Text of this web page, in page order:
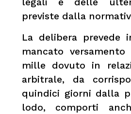
previste dalla
La delibera prevede
mancato versamento
mille dovuto in
arbitrale, da
quindici giorni dalla
lodo, comporti